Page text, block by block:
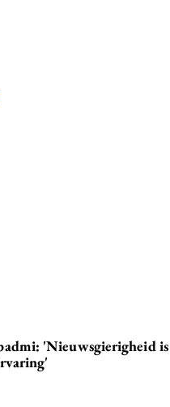
'Nieuwsgierigheid is